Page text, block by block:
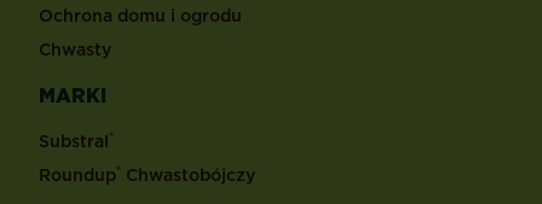
Ochrona domu i ogrodu
Chwasty
MARKI
Substral®
Roundup® Chwastobójczy